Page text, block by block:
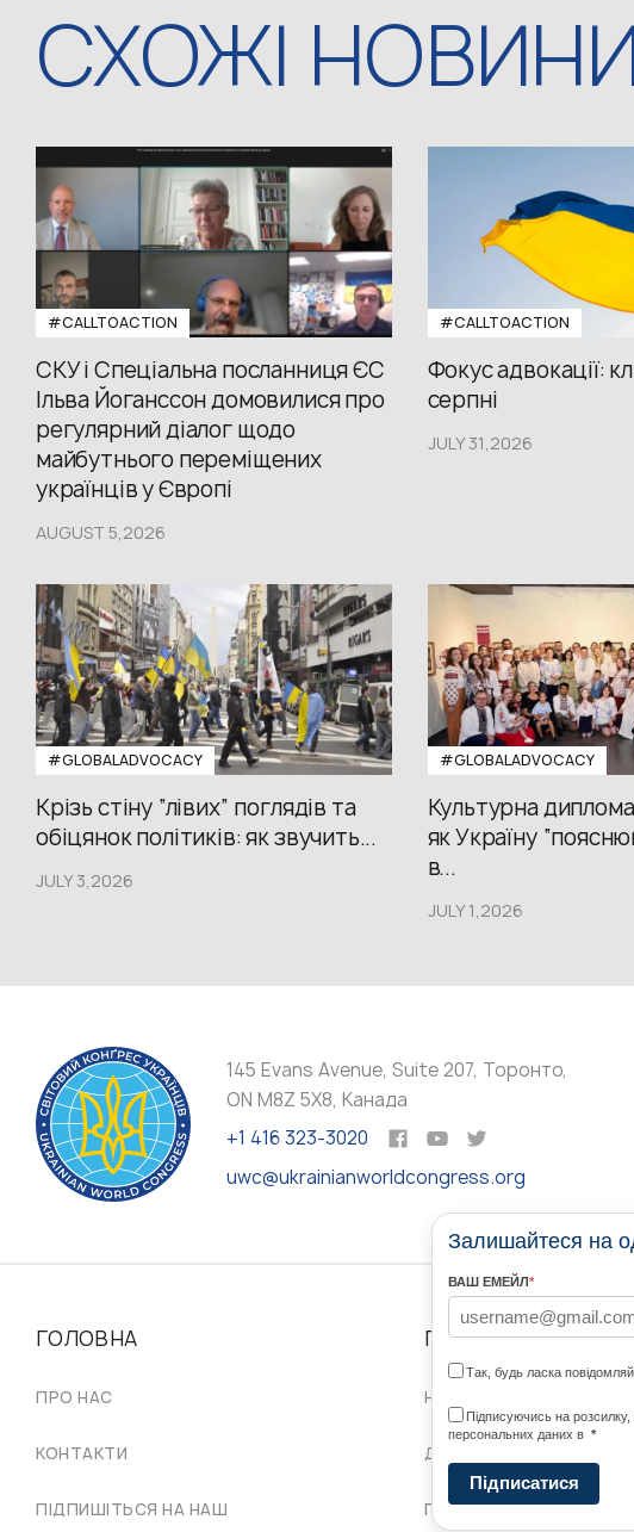
СХОЖІ
#CALLTOACTION
СКУ і Спеціальна посланниця ЄС
Ільва Йоганссон домовилися про
регулярний діалог щодо
майбутнього переміщених
українців у Європі
AUGUST 5,2026
#CALLTOACTION
Фокус адвокації:
серпні
JULY 31,2026
#GLOBALADVOCACY
Крізь стіну “лівих” поглядів та
обіцянок політиків: як звучить...
JULY 3,2026
#GLOBALADVOCACY
Культурна
як Україну
в...
JULY 1,2026
145 Evans Avenue, Suite 207, Торонто,
ON M8Z 5X8, Канада
+1 416 323-3020
uwc@ukrainianworldcongress.org
ГОЛОВНА
ПРО НАС
КОНТАКТИ
ПІДПИШІТЬСЯ НА НАШ
ПРО НАС
НАШІ СПІЛЬНОТИ ПО
ДОРАДЧА РАДА
ПРОВІД СКУ
Залишайтеся на
ВАШ ЕМЕЙЛ*
Так, будь ласка
Підписуючись на
персональних даних в *
Підписатися